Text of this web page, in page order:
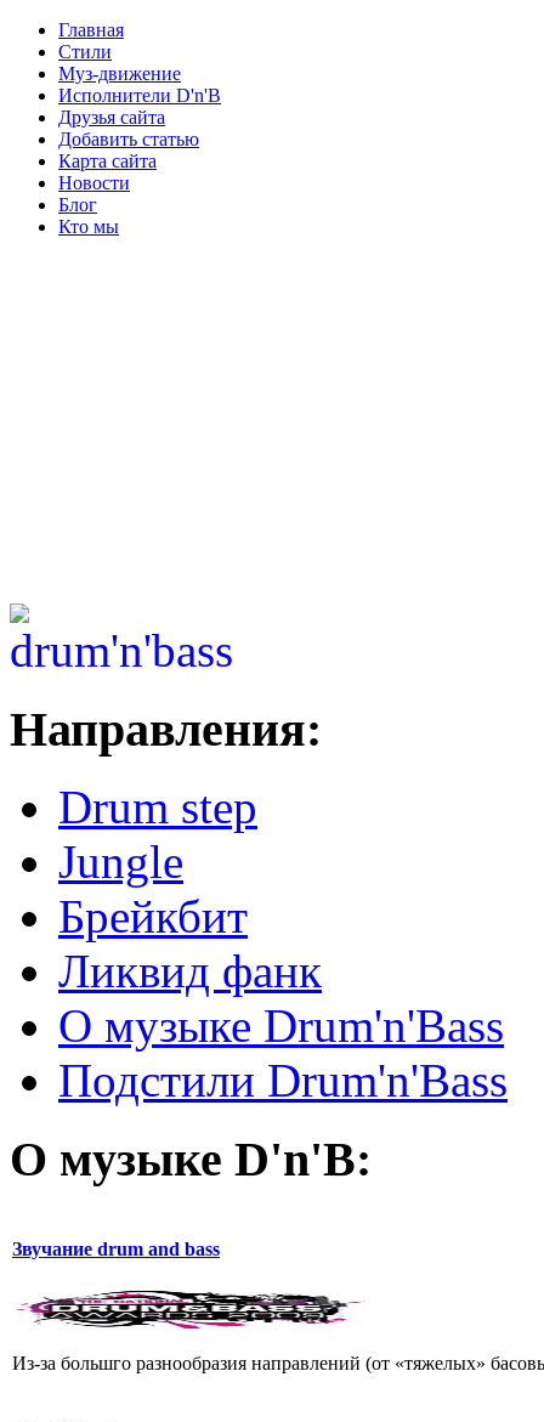
Главная
Стили
Муз-движение
Исполнители D'n'B
Друзья сайта
Добавить статью
Карта сайта
Новости
Блог
Кто мы
Направления:
Drum step
Jungle
Брейкбит
Ликвид фанк
О музыке Drum'n'Bass
Подстили Drum'n'Bass
О музыке D'n'B:
Звучание drum and bass
Из-за большго разнообразия направлений (от «тяжелых»